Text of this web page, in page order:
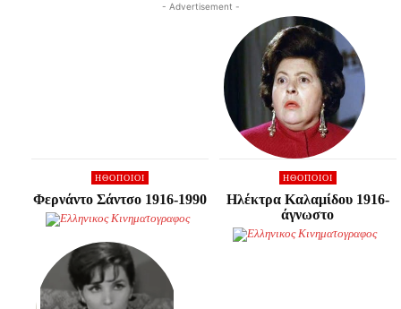
- Advertisement -
HΘΟΠΟΙΟΊ
Φερνάντο Σάντσο 1916-1990
HΘΟΠΟΙΟΊ
Ηλέκτρα Καλαμίδου 1916-
άγνωστο